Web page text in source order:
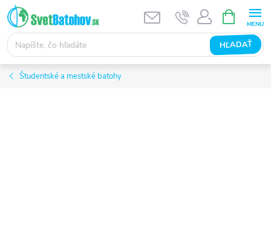
Prejsť
na
obsah
HĽADAŤ
KOŠÍK
Študentské a mestské batohy